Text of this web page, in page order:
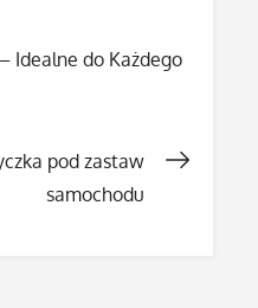
Idealne do Każdego
pod zastaw
samochodu